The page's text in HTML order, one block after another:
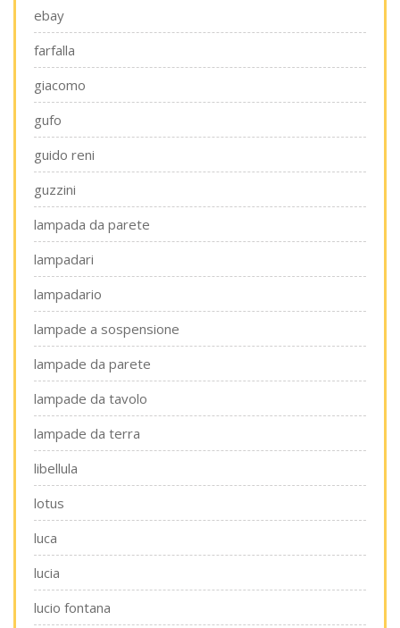
ebay
farfalla
giacomo
gufo
guido reni
guzzini
lampada da parete
lampadari
lampadario
lampade a sospensione
lampade da parete
lampade da tavolo
lampade da terra
libellula
lotus
luca
lucia
lucio fontana